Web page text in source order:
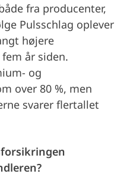
fra producenter,
Pulsschlag oplever
højere
år siden.
og
over 80 %, men
svarer flertallet